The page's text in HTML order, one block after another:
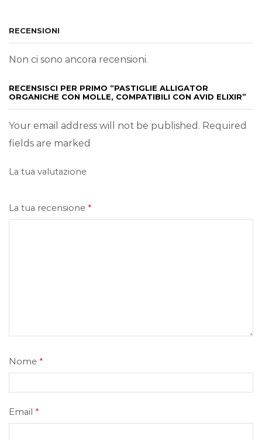
RECENSIONI
Non ci sono ancora recensioni.
RECENSISCI PER PRIMO “PASTIGLIE ALLIGATOR
ORGANICHE CON MOLLE, COMPATIBILI CON AVID ELIXIR”
Your email address will not be published. Required
fields are marked
La tua valutazione
La tua recensione *
Nome *
Email *